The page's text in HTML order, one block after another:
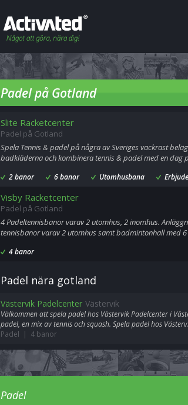
Padel på Gotland
Slite Racketcenter
Padel på Gotland
Spela Tennis & padel på några av Sveriges vackrast
badkläderna och kombinera tennis & padel med en dag
2 banor 6 banor Utomhusbana
Visby Racketcenter
Padel på Gotland
4 Padeltennisbanor varav 2 utomhus, 2 inomhus.
tennisbanor varav 2 utomhus samt badmintonhall med
4 banor
Padel nära gotland
Västervik Padelcenter Västervik
Välkommen att spela padel hos Västervik Padelcenter i
padel, en mix av tennis och squash. Spela padel hos
Padel | 4 banor
Padel